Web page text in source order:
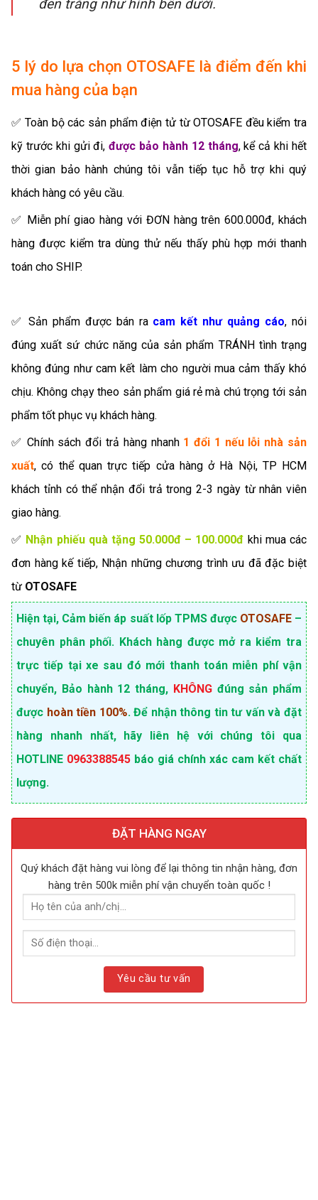
đen trắng như hình bên dưới.
5 lý do lựa chọn OTOSAFE là điểm đến khi
mua hàng của bạn
✅ Toàn bộ các sản phẩm điện tử từ OTOSAFE đều kiểm tra
kỹ trước khi gửi đi, được bảo hành 12 tháng, kể cả khi hết
thời gian bảo hành chúng tôi vẫn tiếp tục hỗ trợ khi quý
khách hàng có yêu cầu.
✅ Miễn phí giao hàng với ĐƠN hàng trên 600.000đ, khách
hàng được kiểm tra dùng thử nếu thấy phù hợp mới thanh
toán cho SHIP.
✅ Sản phẩm được bán ra cam kết như quảng cáo, nói
đúng xuất sứ chức năng của sản phẩm TRÁNH tình trạng
không đúng như cam kết làm cho người mua cảm thấy khó
chịu. Không chạy theo sản phẩm giá rẻ mà chú trọng tới sản
phẩm tốt phục vụ khách hàng.
✅ Chính sách đổi trả hàng nhanh 1 đổi 1 nếu lỗi nhà sản
xuất, có thể quan trực tiếp cửa hàng ở Hà Nội, TP HCM
khách tỉnh có thể nhận đổi trả trong 2-3 ngày từ nhân viên
giao hàng.
✅ Nhận phiếu quà tặng 50.000đ – 100.000đ khi mua các
đơn hàng kế tiếp, Nhận những chương trình ưu đã đặc biệt
từ OTOSAFE
Hiện tại, Cảm biến áp suất lốp TPMS được OTOSAFE–
chuyên phân phối. Khách hàng được mở ra kiểm tra
trực tiếp tại xe sau đó mới thanh toán miễn phí vận
chuyển, Bảo hành 12 tháng, KHÔNGđúng sản phẩm
được hoàn tiền 100%. Để nhận thông tin tư vấn và đặt
hàng nhanh nhất, hãy liên hệ với chúng tôi qua
HOTLINE 0963388545 báo giá chính xác cam kết chất
lượng.
ĐẶT HÀNG NGAY
Quý khách đặt hàng vui lòng để lại thông tin nhận hàng, đơn
hàng trên 500k miễn phí vận chuyển toàn quốc !